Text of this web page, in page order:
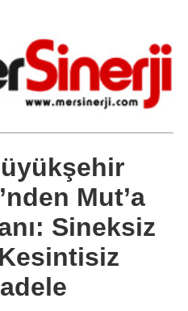
Mut’a
Sineksiz